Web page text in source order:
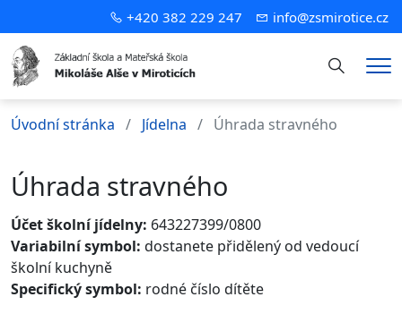
+420 382 229 247 info@zsmirotice.cz
Hledání
Úvodní stránka Jídelna Úhrada stravného
Úhrada stravného
Účet školní jídelny: 643227399/0800
Variabilní symbol: dostanete přidělený od vedoucí
školní kuchyně
Specifický symbol: rodné číslo dítěte